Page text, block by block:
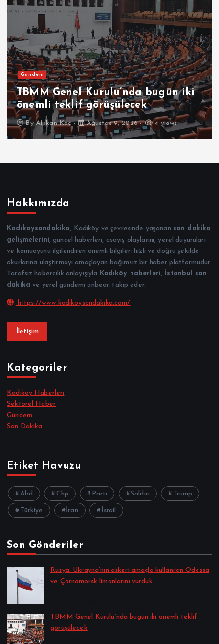
Gündem
TBMM Genel Kurulu’nda bugün iki
önemli teklif görüşülecek
ByAlpkan Koç Ağustos 9, 2026 4 views
Hakkımızda
Kadıkoysondakika, Kadıköy ve çevresinde yaşanan son dakika
gelişmelerini, güncel haberleri, asayiş olaylarını, yerel duyuruları
ve kamuoyunu ilgilendiren önemli bilgileri hızlı ve doğru şekilde
okurlarına ulaştırmayı amaçlayan bağımsız bir haber platformudur.
Tarafsız habercilik anlayışıyla Kadıköy haberleri, İstanbul son
dakika ve yerel gündemi anbean takip eder.
https://www.kadikoysondakika.com/
İletişim
Kategoriler
Kadıköy Haberleri
Sektörel Haber
Gündem
Son Dakika
Etiket Havuzu
Abd Chp Parti Saldırı Trump
Türkiye İran İsrail
Son Gönderiler
Rusya: Ukrayna’nın askeri amaçla kullanılan Odessa
ve Çornomorsk limanlarını vurduk
TBMM Genel Kurulu’nda bugün iki önemli teklif
görüşülecek